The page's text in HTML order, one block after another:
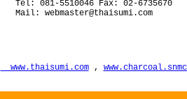
Tel: 081-5510046 Fax: 02-6735670
Mail: webmaster@thaisumi.com
www.thaisumi.com,